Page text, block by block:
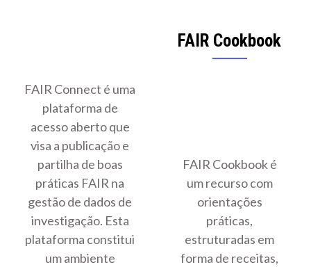
FAIR Connect é uma
plataforma de
acesso aberto que
visa a publicação e
partilha de boas
práticas FAIR na
gestão de dados de
investigação. Esta
plataforma constitui
um ambiente
FAIR Cookbook
FAIR Cookbook é
um recurso com
orientações
práticas,
estruturadas em
forma de receitas,